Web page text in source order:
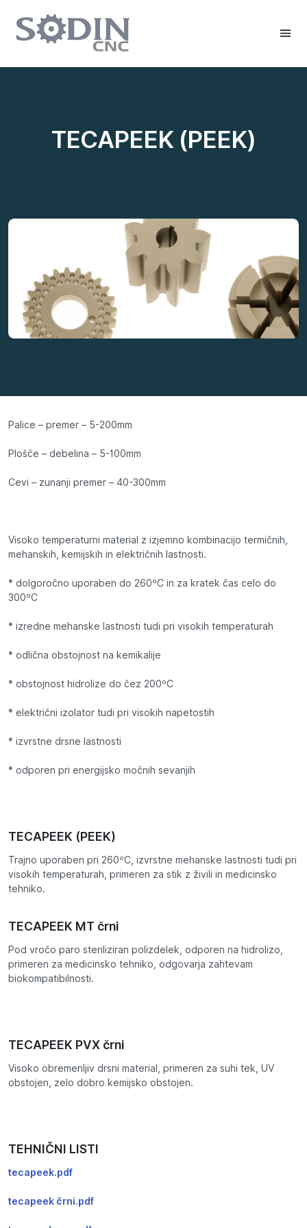
TECAPEEK (PEEK)
Palice – premer – 5-200mm
Plošče – debelina – 5-100mm
Cevi – zunanji premer – 40-300mm
Visoko temperaturni material z izjemno kombinacijo termičnih,
mehanskih, kemijskih in električnih lastnosti.
* dolgoročno uporaben do 260ºC in za kratek čas celo do
300ºC
* izredne mehanske lastnosti tudi pri visokih temperaturah
* odlična obstojnost na kemikalije
* obstojnost hidrolize do čez 200ºC
* električni izolator tudi pri visokih napetostih
* izvrstne drsne lastnosti
* odporen pri energijsko močnih sevanjih
TECAPEEK (PEEK)
Trajno uporaben pri 260ºC, izvrstne mehanske lastnosti tudi pri
visokih temperaturah, primeren za stik z živili in medicinsko
tehniko.
TECAPEEK MT črni
Pod vročo paro steriliziran polizdelek, odporen na hidrolizo,
primeren za medicinsko tehniko, odgovarja zahtevam
biokompatibilnosti.
TECAPEEK PVX črni
Visoko obremenljiv drsni material, primeren za suhi tek, UV
obstojen, zelo dobro kemijsko obstojen.
TEHNIČNI LISTI
tecapeek.pdf
tecapeek črni.pdf